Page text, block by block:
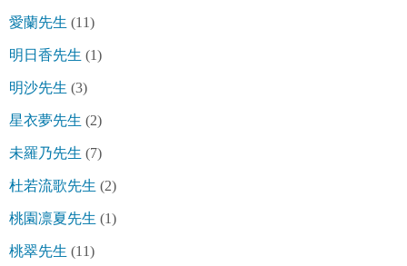
愛蘭先生 (11)
明日香先生 (1)
明沙先生 (3)
星衣夢先生 (2)
未羅乃先生 (7)
杜若流歌先生 (2)
桃園凛夏先生 (1)
桃翠先生 (11)